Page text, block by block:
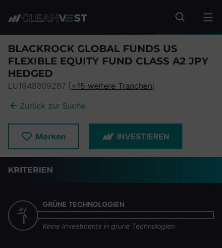
Fonds
BLACKROCK GLOBAL FUNDS US
FLEXIBLE EQUITY FUND CLASS A2 JPY
HEDGED
LU1948809287 [+15 weitere Tranchen]
Zurück zur Suche
Merken INVESTIEREN
KRITERIEN
GRÜNE TECHNOLOGIEN
Keine Investments in grüne Technologien